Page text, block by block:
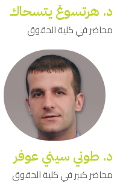
د. هرتسوغ يتسحاك
محاضر في كلية الحقوق
د. طوني سيني عوفر
محاضر كبير في كلية الحقوق